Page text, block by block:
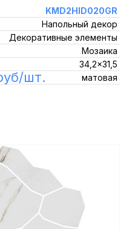
KMD2HID020GR
Напольный декор
Декоративные элементы
Мозаика
34,2x31,5
матовая
шт.